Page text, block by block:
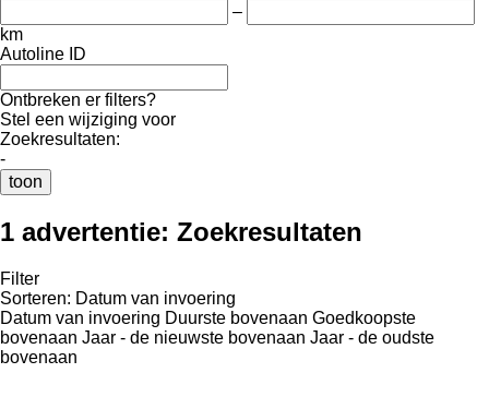
–
km
Autoline ID
Ontbreken er filters?
Stel een wijziging voor
Zoekresultaten:
-
toon
1 advertentie: Zoekresultaten
Filter
Sorteren: Datum van invoering
Datum van invoering Duurste bovenaan Goedkoopste
bovenaan Jaar - de nieuwste bovenaan Jaar - de oudste
bovenaan